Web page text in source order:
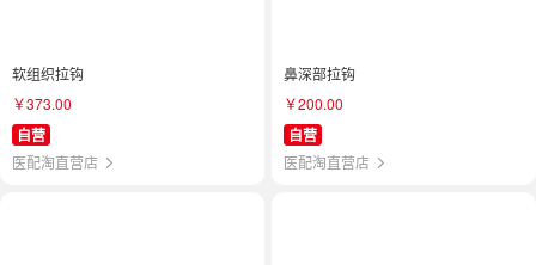
软组织拉钩
￥373.00
自营
医配淘直营店
鼻深部拉钩
￥200.00
自营
医配淘直营店